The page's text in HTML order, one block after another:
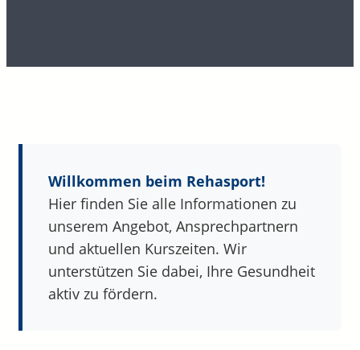
Willkommen beim Rehasport!
Hier finden Sie alle Informationen zu
unserem Angebot, Ansprechpartnern
und aktuellen Kurszeiten. Wir
unterstützen Sie dabei, Ihre Gesundheit
aktiv zu fördern.